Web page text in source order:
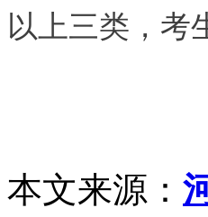
以上三类，考
本文来源：